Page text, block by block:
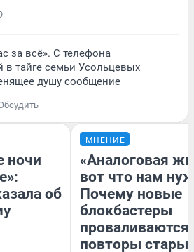
за всё». С телефона
в тайге семьи Усольцевых
душу сообщение
ночи
об
МНЕНИЕ
«Аналоговая
вот что нам
Почему новые
блокбастеры
повторы